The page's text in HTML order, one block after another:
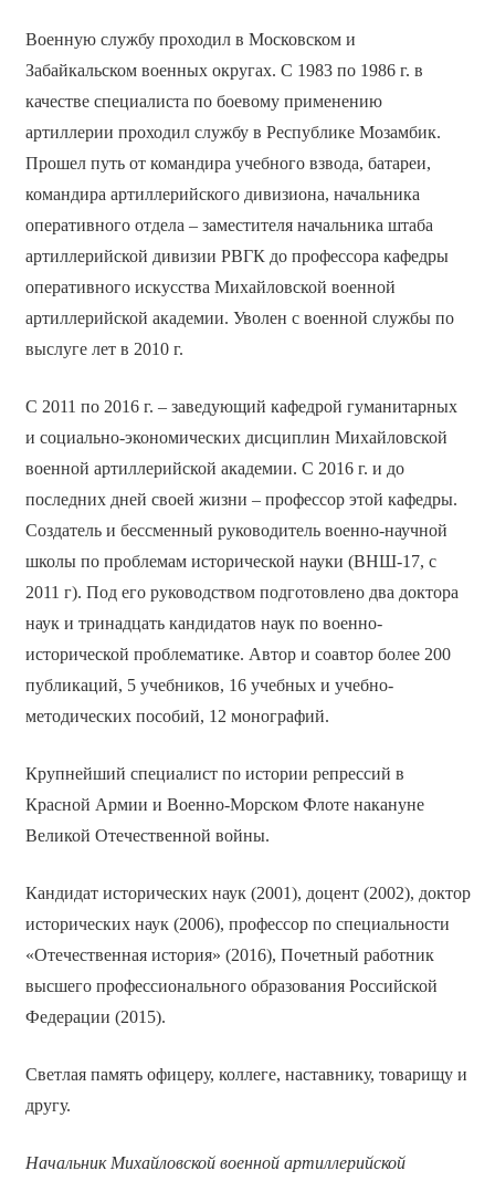
Военную службу проходил в Московском и
Забайкальском военных округах. С 1983 по 1986 г. в
качестве специалиста по боевому применению
артиллерии проходил службу в Республике Мозамбик.
Прошел путь от командира учебного взвода, батареи,
командира артиллерийского дивизиона, начальника
оперативного отдела – заместителя начальника штаба
артиллерийской дивизии РВГК до профессора кафедры
оперативного искусства Михайловской военной
артиллерийской академии. Уволен с военной службы по
выслуге лет в 2010 г.
С 2011 по 2016 г. ‒ заведующий кафедрой гуманитарных
и социально-экономических дисциплин Михайловской
военной артиллерийской академии. С 2016 г. и до
последних дней своей жизни ‒ профессор этой кафедры.
Создатель и бессменный руководитель военно-научной
школы по проблемам исторической науки (ВНШ-17, с
2011 г). Под его руководством подготовлено два доктора
наук и тринадцать кандидатов наук по военно-
исторической проблематике. Автор и соавтор более 200
публикаций, 5 учебников, 16 учебных и учебно-
методических пособий, 12 монографий.
Крупнейший специалист по истории репрессий в
Красной Армии и Военно-Морском Флоте накануне
Великой Отечественной войны.
Кандидат исторических наук (2001), доцент (2002), доктор
исторических наук (2006), профессор по специальности
«Отечественная история» (2016), Почетный работник
высшего профессионального образования Российской
Федерации (2015).
Светлая память офицеру, коллеге, наставнику, товарищу и
другу.
Начальник Михайловской военной артиллерийской